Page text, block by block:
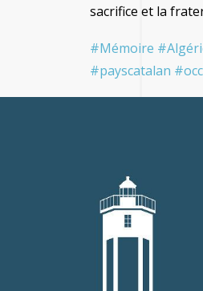
sacrifice et la
#Mémoire
#payscatalan